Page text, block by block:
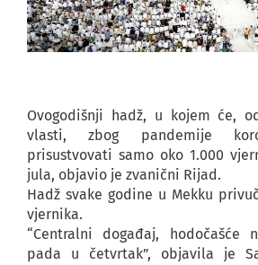
Ovogodišnji hadž, u kojem će,
vlasti, zbog pandemije
prisustvovati samo oko 1.000
jula, objavio je zvanični Rijad.
Hadž svake godine u Mekku
vjernika.
“Centralni događaj, hodočašće
pada u četvrtak”, objavila je